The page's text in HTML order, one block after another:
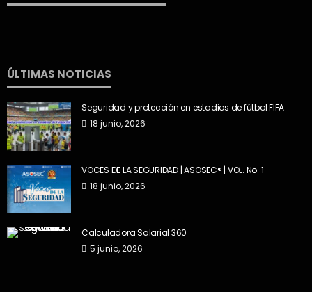
ÚLTIMAS NOTICIAS
Seguridad y protección en estadios de fútbol FIFA
18 junio, 2026
VOCES DE LA SEGURIDAD | ASOSEC® | VOL. No. 1
18 junio, 2026
Calculadora Salarial 360
5 junio, 2026